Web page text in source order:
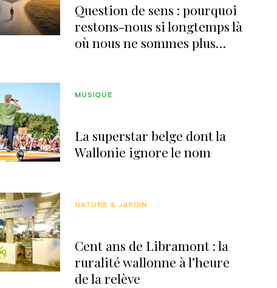
Question de sens : pourquoi
restons-nous si longtemps là
où nous ne sommes plus
La superstar belge dont la
Wallonie ignore le nom
MUSIQUE
Cent ans de Libramont : la
ruralité wallonne à l’heure
de la relève
NATURE & JARDIN